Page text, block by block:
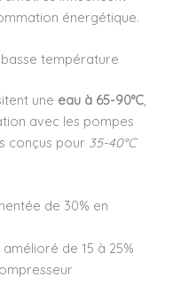
énergétique.
température
une eau à 65-90°C,
avec les pompes
conçus pour 35-40°C
de 30% en
de 15 à 25%